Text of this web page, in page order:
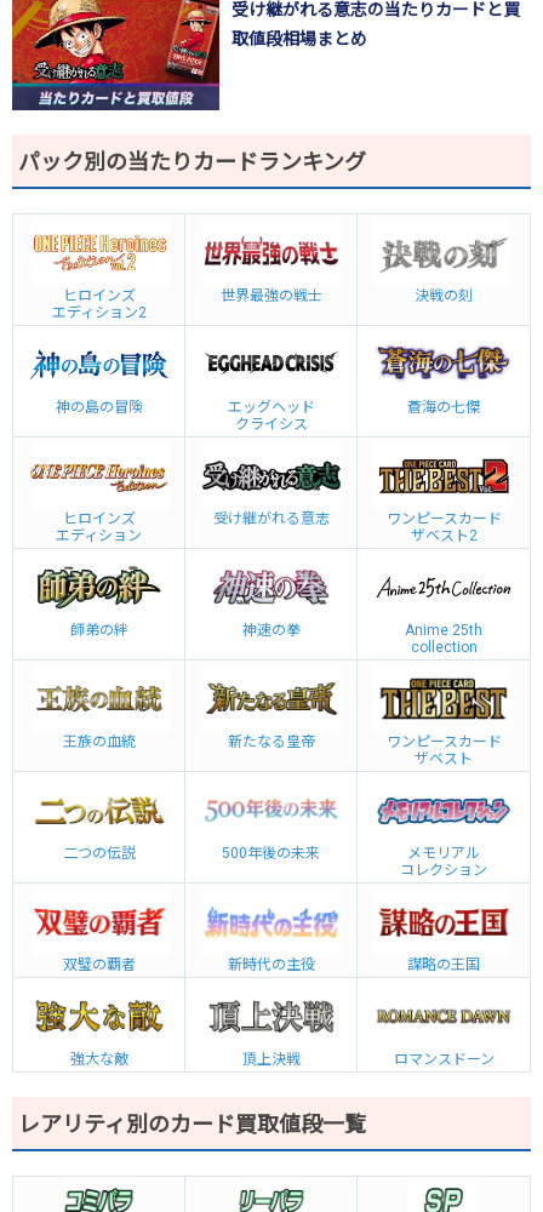
受け継がれる意志の当たりカードと買
取値段相場まとめ
パック別の当たりカードランキング
ヒロインズ
エディション2
世界最強の戦士 決戦の刻
神の島の冒険
エッグヘッド
クライシス
蒼海の七傑
ヒロインズ
エディション
受け継がれる意志
ワンピースカード
ザベスト2
師弟の絆 神速の拳
Anime 25th
collection
王族の血統 新たなる皇帝
ワンピースカード
ザベスト
二つの伝説 500年後の未来
メモリアル
コレクション
双璧の覇者 新時代の主役 謀略の王国
強大な敵 頂上決戦 ロマンスドーン
レアリティ別のカード買取値段一覧